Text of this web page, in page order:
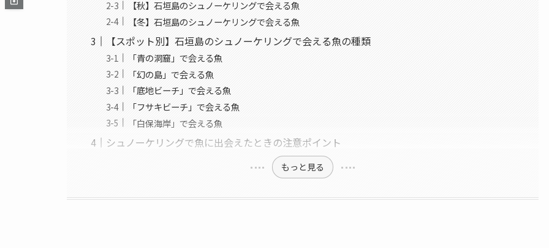
【秋】石垣島のシュノーケリングで会える魚
【冬】石垣島のシュノーケリングで会える魚
【スポット別】石垣島のシュノーケリングで会える魚の種類
「青の洞窟」で会える魚
「幻の島」で会える魚
「底地ビーチ」で会える魚
「フサキビーチ」で会える魚
「白保海岸」で会える魚
シュノーケリングで魚に出会えたときの注意ポイント
もっと見る